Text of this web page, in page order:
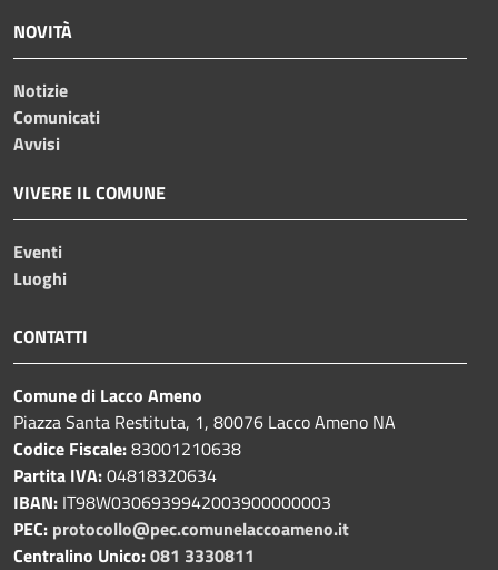
NOVITÀ
Notizie
Comunicati
Avvisi
VIVERE IL COMUNE
Eventi
Luoghi
CONTATTI
Comune di Lacco Ameno
Piazza Santa Restituta, 1, 80076 Lacco Ameno NA
Codice Fiscale:83001210638
Partita IVA:04818320634
IBAN: IT98W0306939942003900000003
PEC: protocollo@pec.comunelaccoameno.it
Centralino Unico:081 3330811